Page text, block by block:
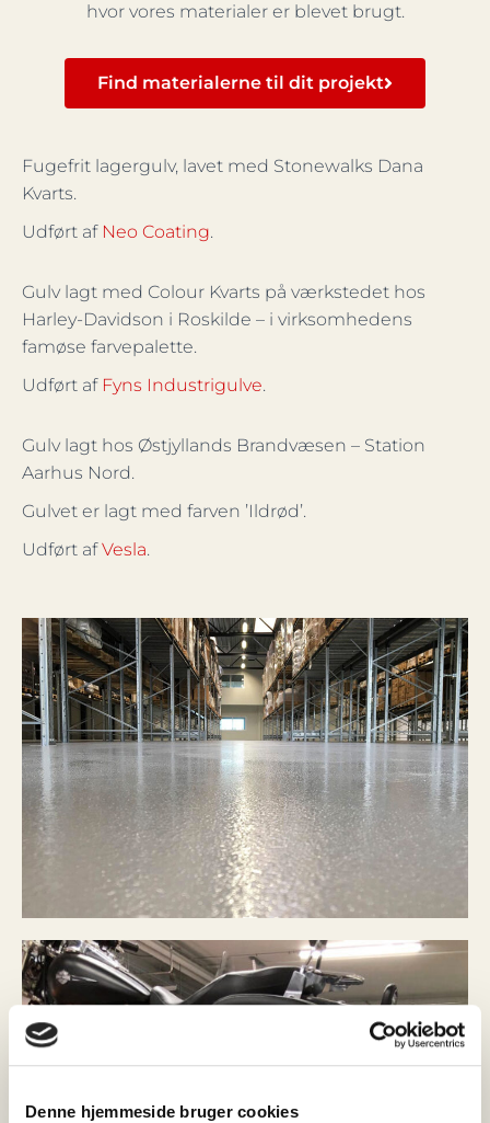
Denne hjemmeside bruger cookies
hvor vores materialer er blevet brugt.
Find materialerne til dit projekt
Fugefrit lagergulv, lavet med Stonewalks Dana
Kvarts.
Udført af Neo Coating.
Gulv lagt med Colour Kvarts på værkstedet hos
Harley-Davidson i Roskilde – i virksomhedens
famøse farvepalette.
Udført af Fyns Industrigulve.
Gulv lagt hos Østjyllands Brandvæsen – Station
Aarhus Nord.
Gulvet er lagt med farven ’Ildrød’.
Udført afVesla.